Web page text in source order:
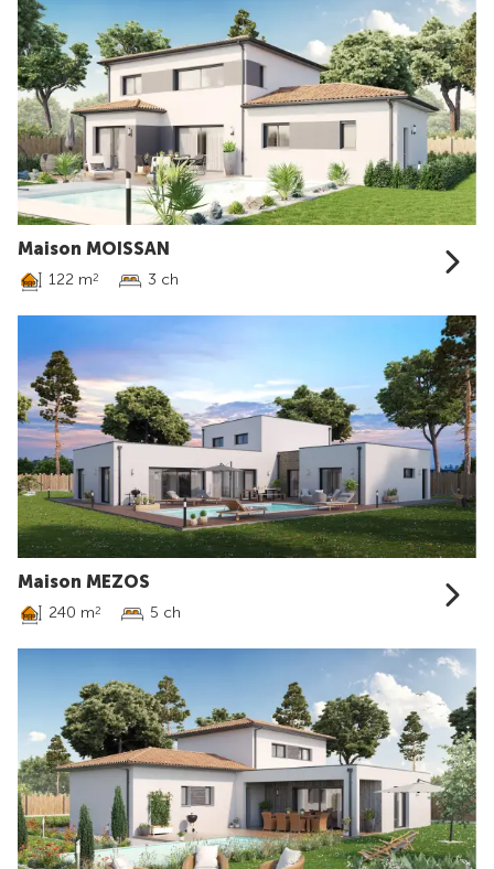
Maison MOISSAN
122 m2 3 ch
Maison MEZOS
240 m2 5 ch